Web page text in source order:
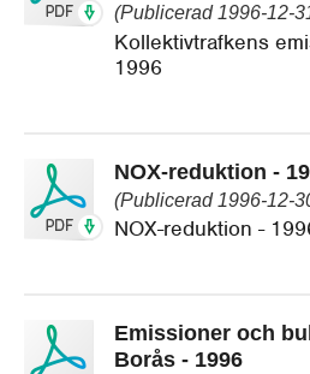
(Publicerad 1996-12-
Kollektivtrafkens
1996
NOX-reduktion -
(Publicerad 1996-12-
NOX-reduktion -
Emissioner och
Borås - 1996